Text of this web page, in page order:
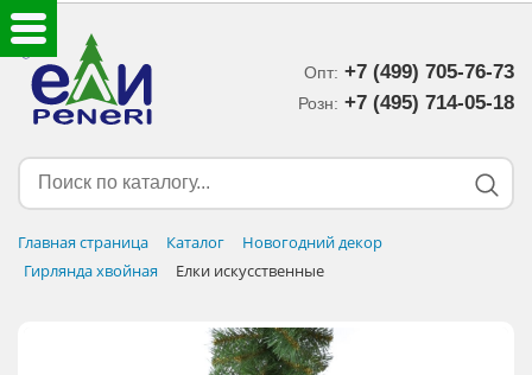
Опт: +7 (499) 705-76-73
Розн: +7 (495) 714-05-18‬
Главная страница Каталог
Новогодний декор
Гирлянда хвойная
Елки искусственные
ЕЛКИ ИСКУССТВЕННЫЕ
ЕЛОЧНЫЕ УКРАШЕНИЯ
НОВОГОДНИЙ ДЕКОР
ДОСТАВКА В РЕГИОНЫ